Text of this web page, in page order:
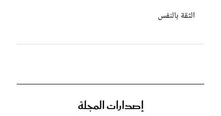
الثقة بالنفس
إصدارات المجلة